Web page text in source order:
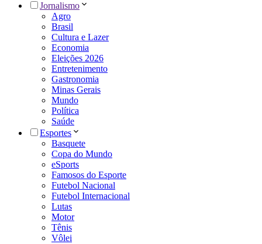
Jornalismo
Agro
Brasil
Cultura e Lazer
Economia
Eleições 2026
Entretenimento
Gastronomia
Minas Gerais
Mundo
Política
Saúde
Esportes
Basquete
Copa do Mundo
eSports
Famosos do Esporte
Futebol Nacional
Futebol Internacional
Lutas
Motor
Tênis
Vôlei